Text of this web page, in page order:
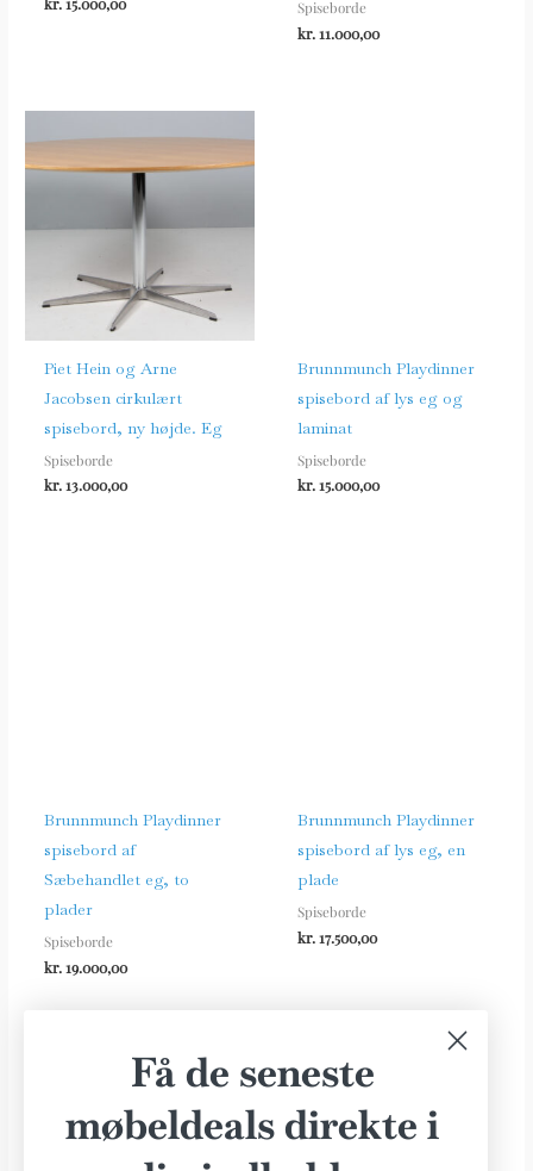
Spiseborde
kr.11.000,00
Piet Hein og Arne
Jacobsen cirkulært
spisebord, ny højde. Eg
Spiseborde
kr.13.000,00
Brunnmunch Playdinner
spisebord af lys eg og
laminat
Spiseborde
kr.15.000,00
Brunnmunch Playdinner
spisebord af
Sæbehandlet eg, to
plader
Spiseborde
kr.19.000,00
Brunnmunch Playdinner
spisebord af lys eg, en
plade
Spiseborde
kr.17.500,00
Få de seneste
møbeldeals direkte i